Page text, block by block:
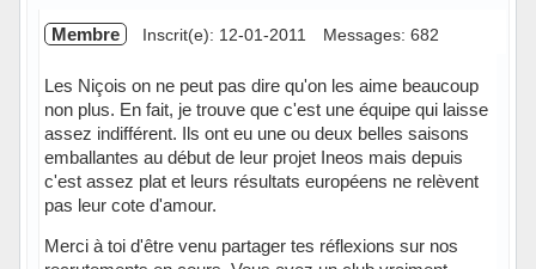
Membre Inscrit(e): 12-01-2011 Messages: 682
Les Niçois on ne peut pas dire qu'on les aime beaucoup
non plus. En fait, je trouve que c'est une équipe qui laisse
assez indifférent. Ils ont eu une ou deux belles saisons
emballantes au début de leur projet Ineos mais depuis
c'est assez plat et leurs résultats européens ne relèvent
pas leur cote d'amour.
Merci à toi d'être venu partager tes réflexions sur nos